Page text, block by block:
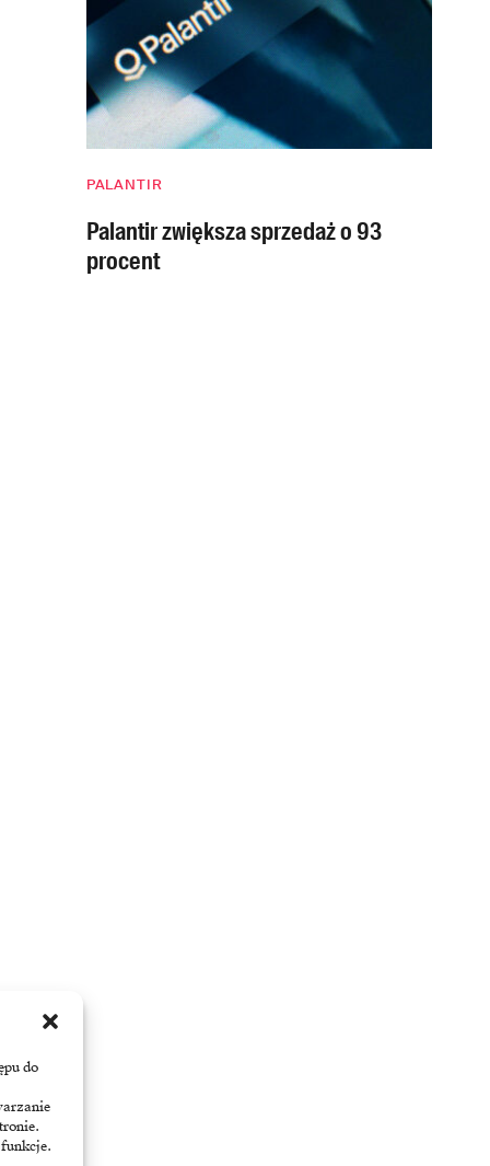
do
PALANTIR
Palantir zwiększa sprzedaż o 93
procent